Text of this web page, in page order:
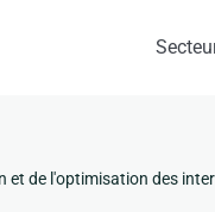
et de l'optimisation des